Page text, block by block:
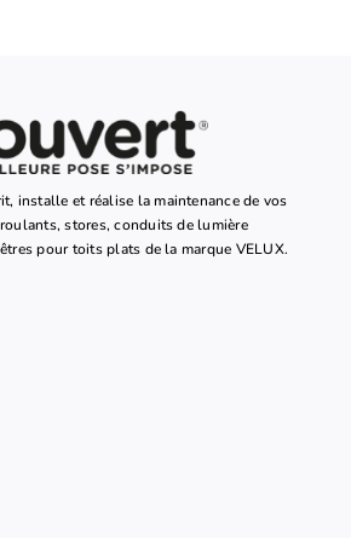
installe et réalise la maintenance de vos
stores, conduits de lumière
pour toits plats de la marque VELUX.